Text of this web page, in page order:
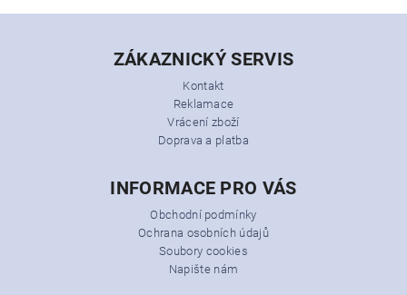
ZÁKAZNICKÝ SERVIS
Kontakt
Reklamace
Vrácení zboží
Doprava a platba
INFORMACE PRO VÁS
Obchodní podmínky
Ochrana osobních údajů
Soubory cookies
Napište nám